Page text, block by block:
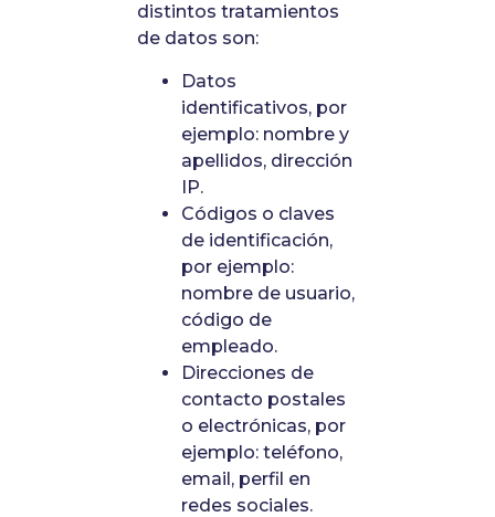
distintos tratamientos
de datos son:
Datos
identificativos, por
ejemplo: nombre y
apellidos, dirección
IP.
Códigos o claves
de identificación,
por ejemplo:
nombre de usuario,
código de
empleado.
Direcciones de
contacto postales
o electrónicas, por
ejemplo: teléfono,
email, perfil en
redes sociales.